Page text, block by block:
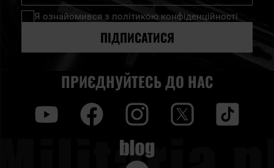
нашу
розсилку
Я ознайомився з політикою конфіденційності
ПІДПИСАТИСЯ
ПРИЄДНУЙТЕСЬ ДО НАС
Blog